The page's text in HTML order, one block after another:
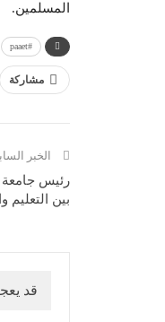
المسلمين.
#paaet
مشاركة
الخبر
رئيس جامعة
بين التعليم
قد